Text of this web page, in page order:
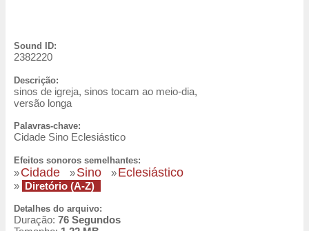
Sound ID:
2382220
Descrição:
sinos de igreja, sinos tocam ao meio-dia,
versão longa
Palavras-chave:
Cidade Sino Eclesiástico
Efeitos sonoros semelhantes:
»Cidade »Sino »Eclesiástico
» Diretório (A-Z)
Detalhes do arquivo:
Duração: 76 Segundos